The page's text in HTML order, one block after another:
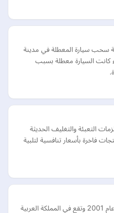
سحب سيارة المعطلة في مدينة
كانت السيارة معطلة بسبب
التعبئة والتغليف الحديثة
فاخرة بأسعار تنافسية لتلبية
شركة التنفيذ هي شركة تأسست عام 2001 وتقع في المملكة العربية